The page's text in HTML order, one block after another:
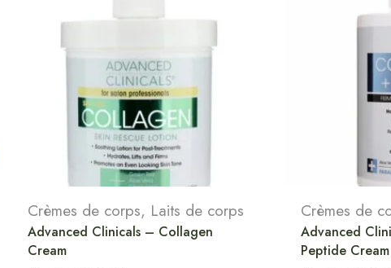
Crèmes de corps, Laits de corps
Advanced Clinicals – Collagen
Cream
Crèmes de
Advanced
Peptide Cream